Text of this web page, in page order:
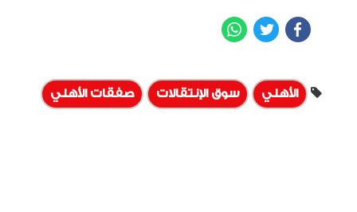
Facebook
Twitter
الأهلي سوق الإنتقالات صفقات الأهلي